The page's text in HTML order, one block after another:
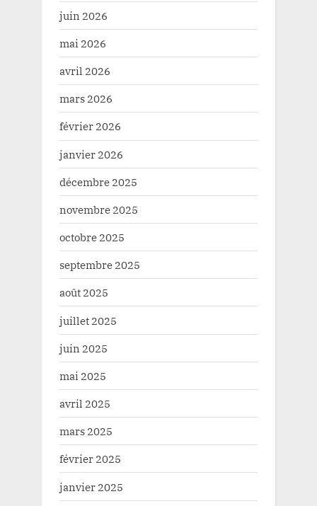
juin 2026
mai 2026
avril 2026
mars 2026
février 2026
janvier 2026
décembre 2025
novembre 2025
octobre 2025
septembre 2025
août 2025
juillet 2025
juin 2025
mai 2025
avril 2025
mars 2025
février 2025
janvier 2025